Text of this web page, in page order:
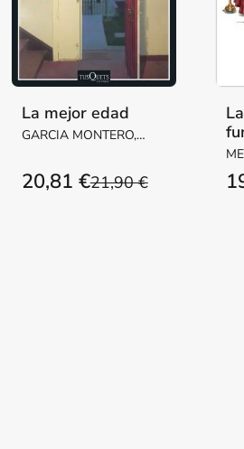
La mejor edad
GARCIA MONTERO,
21,90 €
20,81 €